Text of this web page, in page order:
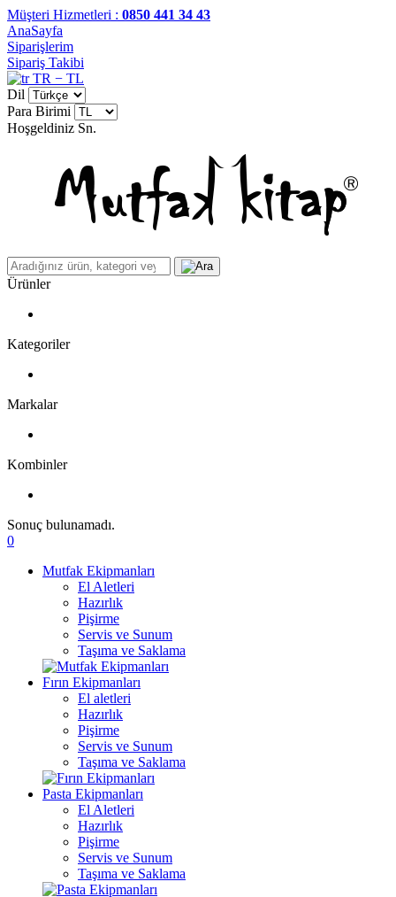
Müşteri Hizmetleri : 0850 441 34 43
AnaSayfa
Siparişlerim
Sipariş Takibi
TR − TL
Dil
Para Birimi
Hoşgeldiniz Sn.
Ürünler
Kategoriler
Markalar
Kombinler
Sonuç bulunamadı.
0
Mutfak Ekipmanları
El Aletleri
Hazırlık
Pişirme
Servis ve Sunum
Taşıma ve Saklama
Fırın Ekipmanları
El aletleri
Hazırlık
Pişirme
Servis ve Sunum
Taşıma ve Saklama
Pasta Ekipmanları
El Aletleri
Hazırlık
Pişirme
Servis ve Sunum
Taşıma ve Saklama